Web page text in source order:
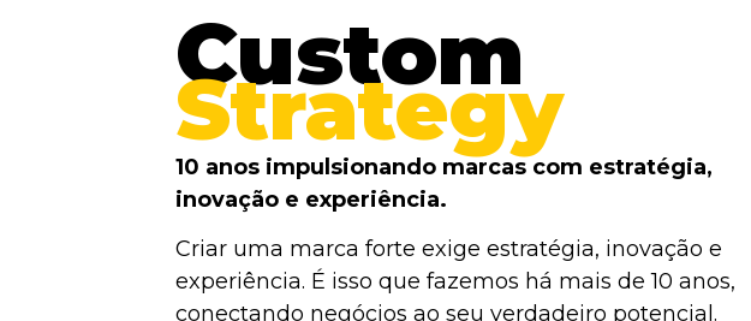
Custom
Strategy
10 anos impulsionando marcas com estratégia,
inovação e experiência.
Criar uma marca forte exige estratégia, inovação e
experiência. É isso que fazemos há mais de 10 anos,
conectando negócios ao seu verdadeiro potencial.